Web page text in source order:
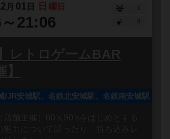
月 01 日 日 曜日
21:06
1
レトロゲームBAR
/JR安城駅、名鉄北安城駅、名鉄南安城駅
店舗主催）80's,90'sをはじめとする
魅力について語ったり、持ち込みレ